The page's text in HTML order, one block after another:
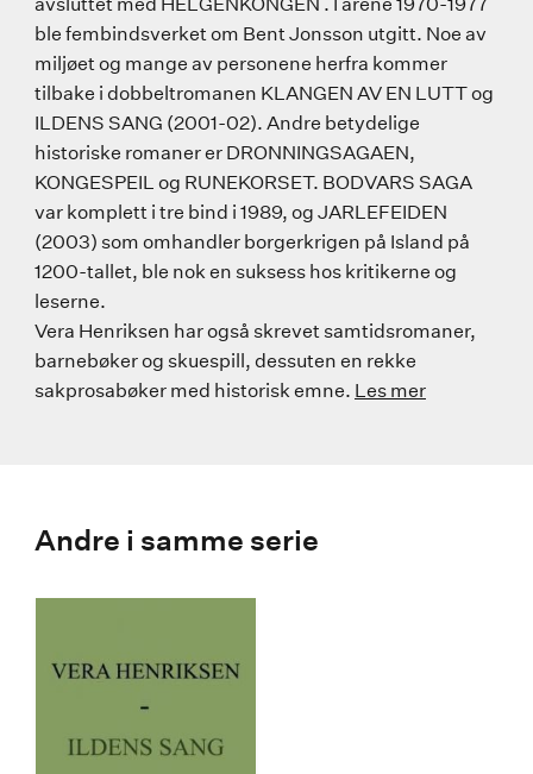
ble fembindsverket om Bent Jonsson utgitt. Noe av
miljøet og mange av personene herfra kommer
tilbake i dobbeltromanen KLANGEN AV EN LUTT og
ILDENS SANG (2001-02). Andre betydelige
historiske romaner er DRONNINGSAGAEN,
KONGESPEIL og RUNEKORSET. BODVARS SAGA
var komplett i tre bind i 1989, og JARLEFEIDEN
(2003) som omhandler borgerkrigen på Island på
1200-tallet, ble nok en suksess hos kritikerne og
leserne.
Vera Henriksen har også skrevet samtidsromaner,
barnebøker og skuespill, dessuten en rekke
sakprosabøker med historisk emne. Les mer
Andre i samme serie